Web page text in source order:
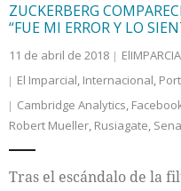
ZUCKERBERG
“FUE MI ERROR Y LO
11 de abril de 2018
El Imparcial, Internacional,
Cambridge Analytics,
Robert Mueller, Rusiagate,
Tras el escándalo de la